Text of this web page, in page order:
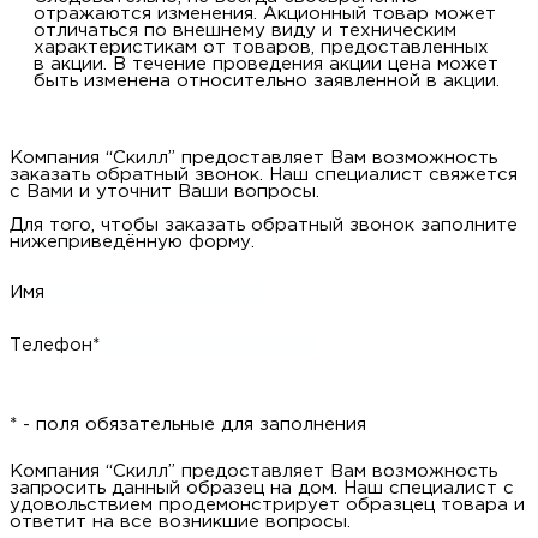
отражаются изменения. Акционный товар может
отличаться по внешнему виду и техническим
характеристикам от товаров, предоставленных
в акции. В течение проведения акции цена может
быть изменена относительно заявленной в акции.
Компания “Скилл” предоставляет Вам возможность
заказать обратный звонок. Наш специалист свяжется
с Вами и уточнит Ваши вопросы.
Для того, чтобы заказать обратный звонок заполните
нижеприведённую форму.
Имя
Телефон*
* - поля обязательные для заполнения
Компания “Скилл” предоставляет Вам возможность
запросить данный образец на дом. Наш специалист с
удовольствием продемонстрирует образцец товара и
ответит на все возникшие вопросы.